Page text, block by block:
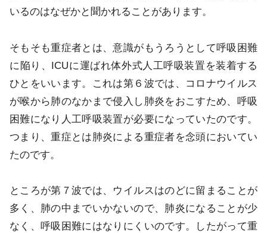
いるのはなぜかと聞かれることがあります。
そもそも重症者とは、意識がもうろうとして呼吸困難
に陥り、ICUに運ばれ体外式人工呼吸装置を装着する
ひとをいいます。これは第６波では、コロナウイルス
が喉から肺のなかまで侵入し肺炎をおこすため、呼吸
困難になり人工呼吸装置が必要になっていたのです。
つまり、重症とは肺炎による重症者を念頭においてい
たのです。
ところが第７波では、ウイルスはのどに留まることが
多く、肺の中までいかないので、肺炎になることが少
なく、呼吸困難にはなりにくいのです。したがって重